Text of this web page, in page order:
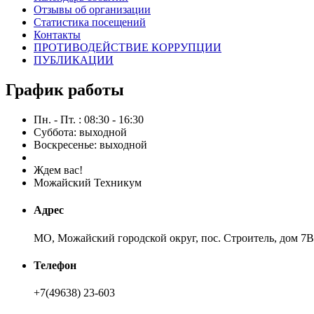
Отзывы об организации
Статистика посещений
Контакты
ПРОТИВОДЕЙСТВИЕ КОРРУПЦИИ
ПУБЛИКАЦИИ
График работы
Пн. - Пт. : 08:30 - 16:30
Суббота: выходной
Воскресенье: выходной
Ждем вас!
Можайский Техникум
Адрес
МО, Можайский городской округ, пос. Строитель, дом 7В
Телефон
+7(49638) 23-603